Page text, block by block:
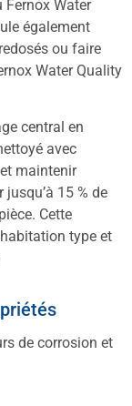
Water
également
ou faire
Water Quality
central en
avec
maintenir
15 % de
Cette
type et
de corrosion et